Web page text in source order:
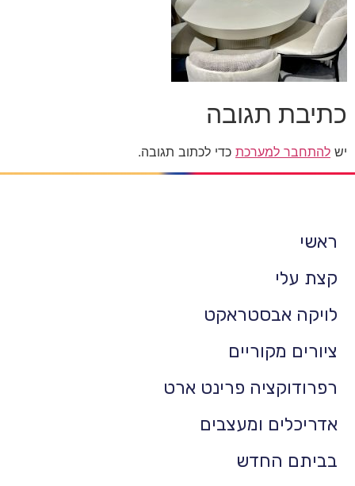
כתיבת תגובה
יש להתחבר למערכת כדי לכתוב תגובה.
ראשי
קצת עלי
לויקה אבסטראקט
ציורים מקוריים
רפרודוקציה פרינט ארט
אדריכלים ומעצבים
בביתם החדש